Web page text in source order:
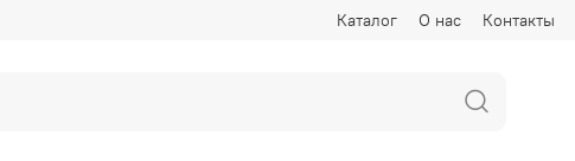
Каталог О нас Контакты